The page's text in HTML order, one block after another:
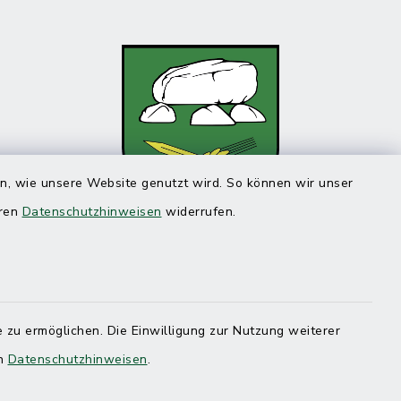
wie unsere Website genutzt wird. So können wir unser
Datenschutzhinweisen widerrufen.
ermöglichen. Die Einwilligung zur Nutzung weiterer
Datenschutzhinweisen.